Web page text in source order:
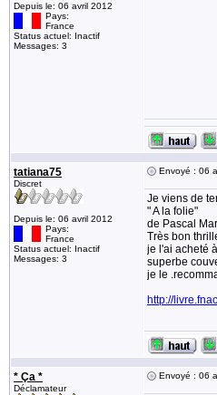
Depuis le: 06 avril 2012
Pays:
France
Status actuel: Inactif
Messages: 3
tatiana75
Discret
Depuis le: 06 avril 2012
Pays:
France
Status actuel: Inactif
Messages: 3
Envoyé : 06
Je viens de
" A la folie"
de Pascal
Très bon
je l'ai acheté
superbe
je le
http://
* Ça *
Déclamateur
Envoyé : 06